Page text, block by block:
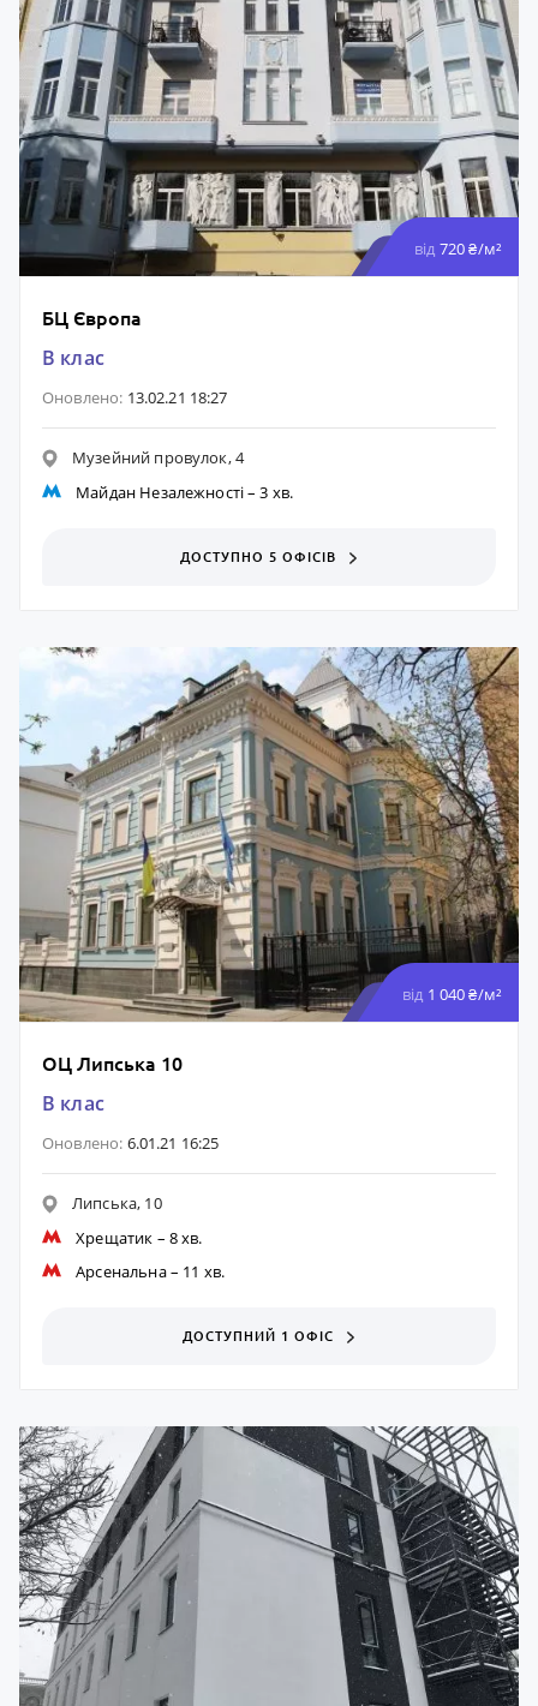
від 720 ₴/м²
БЦ Європа
B клас
Оновлено: 13.02.21 18:27
Музейний провулок, 4
Майдан Незалежності– 3 хв.
ДОСТУПНО 5 ОФІСІВ
від 1 040 ₴/м²
ОЦ Липська 10
B клас
Оновлено: 6.01.21 16:25
Липська, 10
Хрещатик – 8 хв.
Арсенальна– 11 хв.
ДОСТУПНИЙ 1 ОФІС